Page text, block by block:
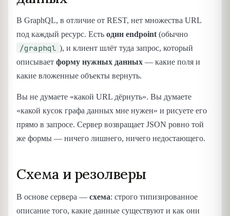
В GraphQL, в отличие от REST, нет множества URL
под каждый ресурс. Есть один endpoint (обычно
/graphql ), и клиент шлёт туда запрос, который
описывает форму нужных данных — какие поля и
какие вложенные объекты вернуть.
Вы не думаете «какой URL дёрнуть». Вы думаете
«какой кусок графа данных мне нужен» и рисуете его
прямо в запросе. Сервер возвращает JSON ровно той
же формы — ничего лишнего, ничего недостающего.
Схема и резолверы
В основе сервера — схема: строго типизированное
описание того, какие данные существуют и как они